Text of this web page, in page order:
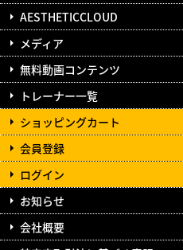
AESTHETICCLOUD
メディア
無料動画コンテンツ
トレーナー一覧
ショッピングカート
会員登録
ログイン
お知らせ
会社概要